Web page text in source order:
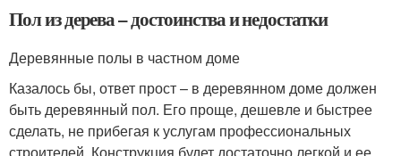
Пол из дерева – достоинства и недостатки
Деревянные полы в частном доме
Казалось бы, ответ прост – в деревянном доме должен
быть деревянный пол. Его проще, дешевле и быстрее
сделать, не прибегая к услугам профессиональных
строителей. Конструкция будет достаточно легкой и ее